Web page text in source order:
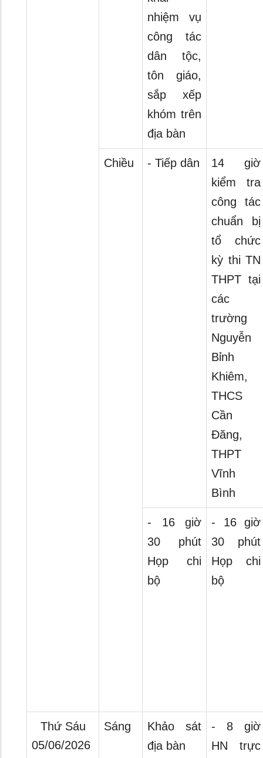
nhiệm vụ
công tác
dân tộc,
tôn giáo,
sắp xếp
khóm trên
địa bàn
Chiều - Tiếp dân
14 giờ
kiểm tra
công tác
chuẩn bị
tổ chức
kỳ thi TN
THPT tại
các
trường
Nguyễn
Bỉnh
Khiêm,
THCS
Cần
Đăng,
THPT
Vĩnh
Bình
- 16 giờ
30 phút
Họp chi
bộ
- 16 giờ
30 phút
Họp chi
bộ
Thứ Sáu
05/06/2026
Sáng
Khảo sát
địa bàn
- 8 giờ
HN trực